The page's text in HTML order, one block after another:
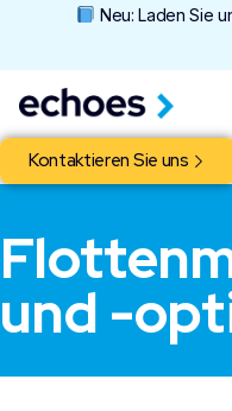
Neu: Laden Sie
Kontaktieren Sie uns
und -